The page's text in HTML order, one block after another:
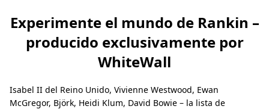
Experimente el mundo de Rankin –
producido exclusivamente por
WhiteWall
Isabel II del Reino Unido, Vivienne Westwood, Ewan
McGregor, Björk, Heidi Klum, David Bowie – la lista de